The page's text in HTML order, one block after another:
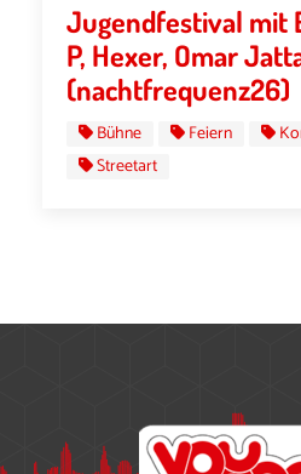
Jugendfestival mit
P, Hexer, Omar
(nachtfrequenz26)
Bühne Feiern
Streetart